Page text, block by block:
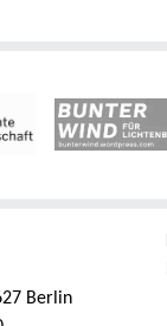
Berlin